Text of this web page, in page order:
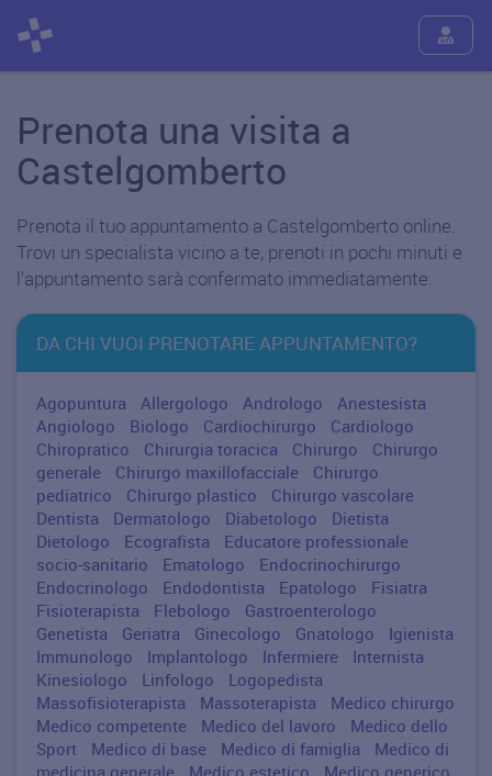
Prenota una visita a
Castelgomberto
Prenota il tuo appuntamento a Castelgomberto online.
Trovi un specialista vicino a te, prenoti in pochi minuti e
l'appuntamento sarà confermato immediatamente.
DA CHI VUOI PRENOTARE APPUNTAMENTO?
Agopuntura Allergologo Andrologo
Anestesista
Angiologo
Biologo Cardiochirurgo
Cardiologo
Chiropratico
Chirurgia toracica Chirurgo
Chirurgo
generale
Chirurgo maxillofacciale
Chirurgo
pediatrico
Chirurgo plastico
Chirurgo vascolare
Dentista
Dermatologo Diabetologo
Dietista
Dietologo
Ecografista
Educatore professionale
socio-sanitario
Ematologo
Endocrinochirurgo
Endocrinologo
Endodontista Epatologo
Fisiatra
Fisioterapista
Flebologo
Gastroenterologo
Genetista
Geriatra Ginecologo Gnatologo
Igienista
Immunologo
Implantologo Infermiere
Internista
Kinesiologo
Linfologo
Logopedista
Massofisioterapista
Massoterapista
Medico chirurgo
Medico competente
Medico del lavoro
Medico dello
Sport
Medico di base Medico di famiglia
Medico di
medicina generale
Medico estetico
Medico generico